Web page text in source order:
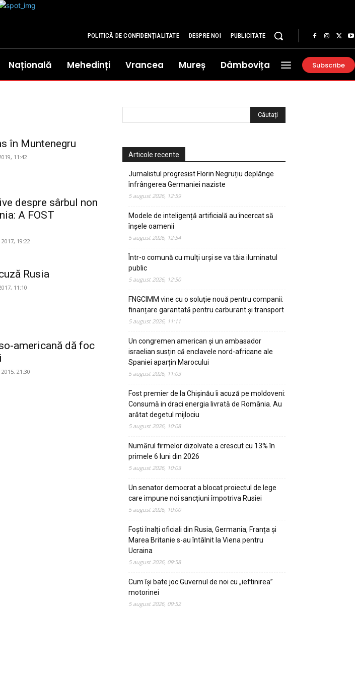
POLITICĂ DE CONFIDENȚIALITATE DESPRE NOI PUBLICITATE
Națională Mehedinți Vrancea Mureș Dâmbovița Subscribe
în Muntenegru
11:42
despre sârbul non
A FOST
19:22
Rusia
11:10
americană dă foc
21:30
Articole recente
Jurnalistul progresist Florin Negruțiu deplânge
înfrângerea Germaniei naziste
5 august 2026, 12:59
Modele de inteligență artificială au încercat să
înșele oamenii
5 august 2026, 12:54
Într-o comună cu mulți urși se va tăia iluminatul
public
5 august 2026, 12:50
FNGCIMM vine cu o soluție nouă pentru companii:
finanțare garantată pentru carburant și transport
5 august 2026, 11:11
Un congremen american și un ambasador
israelian susțin că enclavele nord-africane ale
Spaniei aparțin Marocului
5 august 2026, 11:03
Fost premier de la Chișinău îi acuză pe moldoveni:
Consumă in draci energia livrată de România. Au
arătat degetul mijlociu
5 august 2026, 10:08
Numărul firmelor dizolvate a crescut cu 13% în
primele 6 luni din 2026
5 august 2026, 10:03
Un senator democrat a blocat proiectul de lege
care impune noi sancțiuni împotriva Rusiei
5 august 2026, 10:00
Foști înalți oficiali din Rusia, Germania, Franța și
Marea Britanie s-au întâlnit la Viena pentru
Ucraina
5 august 2026, 09:58
Cum își bate joc Guvernul de noi cu „ieftinirea”
motorinei
5 august 2026, 09:52